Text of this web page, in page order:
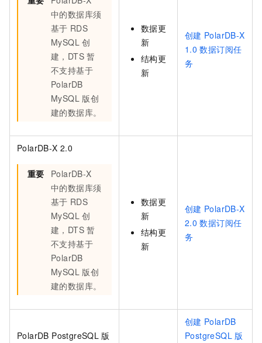
中的数据库须
基于 RDS
MySQL 创
建，DTS 暂
不支持基于
PolarDB
MySQL 版创
建的数据库。
数据更
新
结构更
新
创建 PolarDB-X
1.0 数据订阅任
务
PolarDB-X 2.0
重要
PolarDB-X
中的数据库须
基于 RDS
MySQL 创
建，DTS 暂
不支持基于
PolarDB
MySQL 版创
建的数据库。
数据更
新
结构更
新
创建 PolarDB-X
2.0 数据订阅任
务
PolarDB PostgreSQL 版
创建 PolarDB
PostgreSQL 版